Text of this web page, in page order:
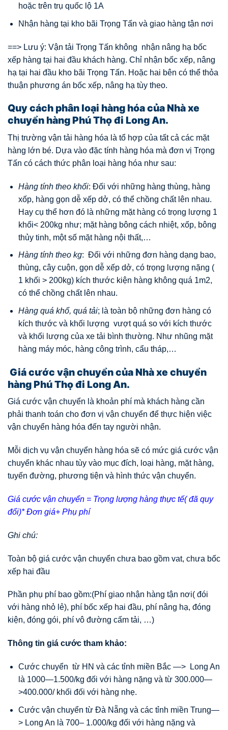
hoặc trên trụ quốc lộ 1A
Nhận hàng tại kho bãi Trọng Tấn và giao hàng tận nơi
==> Lưu ý: Vận tải Trọng Tấn không nhận nâng hạ bốc
xếp hàng tại hai đầu khách hàng. Chỉ nhận bốc xếp, nâng
hạ tại hai đầu kho bãi Trọng Tấn. Hoặc hai bên có thể thỏa
thuận phương án bốc xếp, nâng hạ tùy theo.
Quy cách phân loại hàng hóa của Nhà xe
chuyển hàng Phú Thọ đi Long An.
Thị trường vận tải hàng hóa là tổ hợp của tất cả các mặt
hàng lớn bé. Dựa vào đặc tính hàng hóa mà đơn vị Trọng
Tấn có cách thức phân loại hàng hóa như sau:
Hàng tính theo khối: Đối với những hàng thùng, hàng
xốp, hàng gọn dễ xếp dở, có thể chồng chất lên nhau.
Hay cụ thể hơn đó là những mặt hàng có trọng lượng 1
khối< 200kg như; mặt hàng bông cách nhiệt, xốp, bông
thủy tinh, một số mặt hàng nội thất,…
Hàng tính theo kg: Đối với những đơn hàng dạng bao,
thùng, cây cuộn, gọn dễ xếp dở, có trọng lượng nặng (
1 khối > 200kg) kích thước kiện hàng không quá 1m2,
có thể chồng chất lên nhau.
Hàng quá khổ, quá tải; là toàn bộ những đơn hàng có
kích thước và khối lượng vượt quá so với kích thước
và khối lượng của xe tải bình thường. Như nhũng mặt
hàng máy móc, hàng công trình, cẩu tháp,…
Giá cước vận chuyển của Nhà xe chuyển
hàng Phú Thọ đi Long An.
Giá cước vận chuyển là khoản phí mà khách hàng cần
phải thanh toán cho đơn vị vận chuyển để thực hiện việc
vận chuyển hàng hóa đến tay người nhận.
Mỗi dịch vụ vận chuyển hàng hóa sẽ có mức giá cước vận
chuyển khác nhau tùy vào mục đích, loại hàng, mặt hàng,
tuyến đường, phương tiện và hình thức vận chuyển.
Giá cước vận chuyển = Trọng lượng hàng thực tế( đã quy
đổi)* Đơn giá+ Phụ phí
Ghi chú:
Toàn bộ giá cước vận chuyển chưa bao gồm vat, chưa bốc
xếp hai đầu
Phần phụ phí bao gồm:(Phí giao nhận hàng tận nơi( đói
với hàng nhỏ lẻ), phí bốc xếp hai đầu, phí nâng hạ, đóng
kiện, đóng gói, phí vô đường cấm tải, …)
Thông tin giá cước tham khảo:
Cước chuyển từ HN và các tỉnh miền Bắc —> Long An
là 1000—1.500/kg đối với hàng nặng và từ 300.000—
>400.000/ khối đối với hàng nhẹ.
Cước vận chuyển từ Đà Nẵng và các tỉnh miền Trung—
> Long An là 700– 1.000/kg đối với hàng nặng và